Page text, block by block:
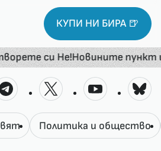
КУПИ НИ БИРА 🍺
пункт и жънете 6%
Политика и общество